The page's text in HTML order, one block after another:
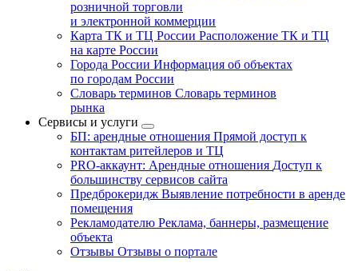
розничной торговли
и электронной коммерции
Карта ТК и ТЦ России Расположение ТК и ТЦ
на карте России
Города России Информация об объектах
по городам России
Словарь терминов Словарь терминов
рынка
Сервисы и услуги
БП: арендные отношения Прямой доступ к
контактам ритейлеров и ТЦ
PRO-аккаунт: Арендные отношения Доступ к
большинству сервисов сайта
Предброкеридж Выявление потребности в аренде
помещения
Рекламодателю Реклама, баннеры, размещение
объекта
Отзывы Отзывы о портале